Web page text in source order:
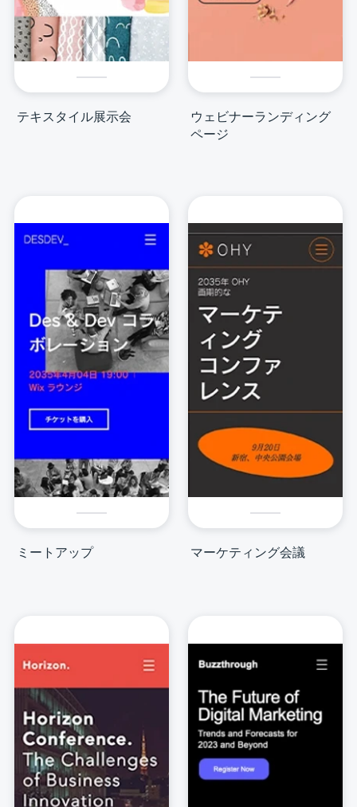
テキスタイル展示会
ウェビナーランディング
ページ
ミートアップ マーケティング会議